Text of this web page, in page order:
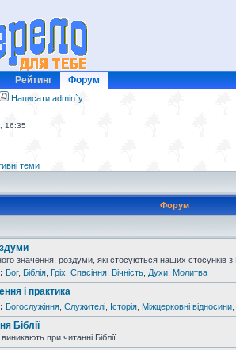
Рейтинг Форум
Написати admin`у
16:35
теми
Форум
значення, роздуми, які стосуються наших стосунків з
Бог, Біблія Гріх Спасіння Вічність Духи Молитва
і практика
Богослужіння Служителі Історія Міжцерковні відносини
Біблії
при читанні Біблії.